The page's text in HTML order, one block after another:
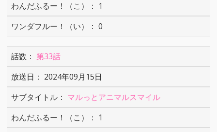
1
0
第33話
2024年09月15日
マルっとアニマルスマイル
1